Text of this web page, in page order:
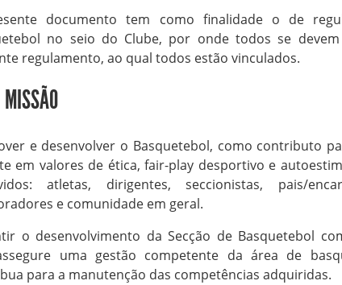
documento tem como finalidade o de
no seio do Clube, por onde todos se
regulamento, ao qual todos estão vinculados.
e desenvolver o Basquetebol, como contributo
em valores de ética, fair-play desportivo e
atletas, dirigentes, seccionistas, pais/
e comunidade em geral.
o desenvolvimento da Secção de Basquetebol
uma gestão competente da área de
para a manutenção das competências adquiridas.